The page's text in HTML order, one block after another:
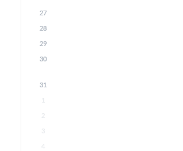
27
28
29
30
31
1
2
3
4